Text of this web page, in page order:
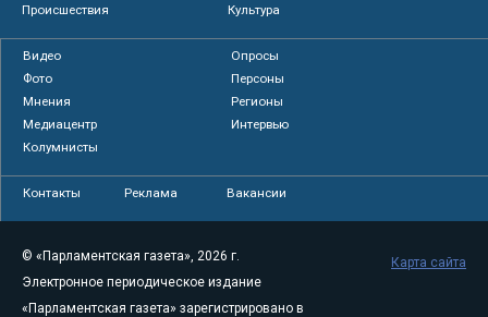
Происшествия
Культура
Видео
Опросы
Фото
Персоны
Мнения
Регионы
Медиацентр
Интервью
Колумнисты
Контакты Реклама Вакансии
© «Парламентская газета», 2026 г.
Электронное периодическое издание
«Парламентская газета» зарегистрировано в
Карта сайта